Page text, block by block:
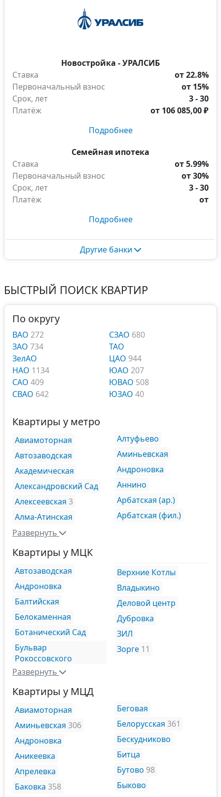
Новостройка - УРАЛСИБ
Ставка
от 22.8%
Первоначальный взнос
от 15%
Срок, лет
3 - 30
Платёж
от 106 085,00 ₽
Подробнее
Семейная ипотека
Ставка
от 5.99%
Первоначальный взнос
от 30%
Срок, лет
3 - 30
Платёж
от
Подробнее
Другие банки
БЫСТРЫЙ ПОИСК КВАРТИР
По округу
ВАО 272
ЗАО 734
ЗелАО
НАО 1134
САО 409
СВАО 642
СЗАО 680
ТАО
ЦАО 944
ЮАО 207
ЮВАО 508
ЮЗАО 40
Квартиры у метро
Авиамоторная
Автозаводская
Академическая
Александровский Сад
Алексеевская 3
Алма-Атинская
Алтуфьево
Аминьевская
Андроновка
Аннино
Арбатская (ар.)
Арбатская (фил.)
Развернуть
Квартиры у МЦК
Автозаводская
Андроновка
Балтийская
Белокаменная
Ботанический Сад
Бульвар
Рокоссовского
Верхние Котлы
Владыкино
Деловой центр
Дубровка
ЗИЛ
Зорге 11
Развернуть
Квартиры у МЦД
Авиамоторная
Аминьевская 306
Андроновка
Аникеевка
Апрелевка
Баковка 358
Беговая
Белорусская 361
Бескудниково
Битца
Бутово 98
Быково